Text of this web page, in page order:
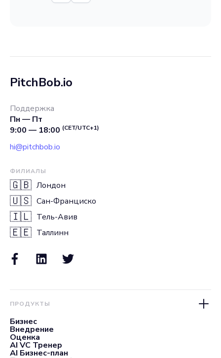
PitchBob.io
Поддержка
Пн — Пт
9:00 — 18:00 (CET/UTC+1)
hi@pitchbob.io
ФИЛИАЛЫ
🇬🇧 Лондон
🇺🇸 Сан-Франциско
🇮🇱 Тель-Авив
🇪🇪 Таллинн
ПРОДУКТЫ
Бизнес
Внедрение
Оценка
AI VC Тренер
AI Бизнес-план